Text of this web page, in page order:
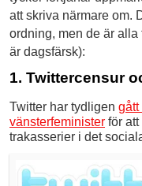
att skriva närmare om.
ordning, men de är
är dagsfärsk):
1. Twittercensur
Twitter har tydligen gått
vänsterfeminister för
trakasserier i det